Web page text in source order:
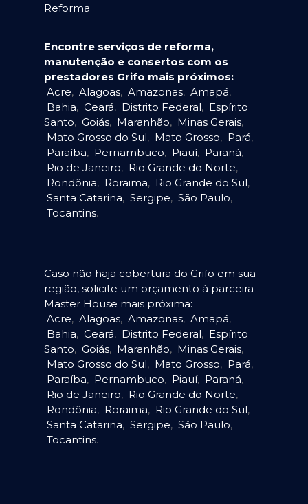
Reforma
Encontre serviços de reforma,
manutenção e consertos com os
prestadores Grifo mais próximos:
Acre, Alagoas, Amazonas, Amapá,
Bahia, Ceará, Distrito Federal, Espírito
Santo, Goiás, Maranhão, Minas Gerais,
Mato Grosso do Sul, Mato Grosso, Pará,
Paraíba, Pernambuco, Piauí, Paraná,
Rio de Janeiro, Rio Grande do Norte,
Rondônia, Roraima, Rio Grande do Sul,
Santa Catarina, Sergipe, São Paulo,
Tocantins.
Caso não haja cobertura do Grifo em sua
região, solicite um orçamento à parceira
Master House mais próxima:
Acre, Alagoas, Amazonas, Amapá,
Bahia, Ceará, Distrito Federal, Espírito
Santo, Goiás, Maranhão, Minas Gerais,
Mato Grosso do Sul, Mato Grosso, Pará,
Paraíba, Pernambuco, Piauí, Paraná,
Rio de Janeiro, Rio Grande do Norte,
Rondônia, Roraima, Rio Grande do Sul,
Santa Catarina, Sergipe, São Paulo,
Tocantins.